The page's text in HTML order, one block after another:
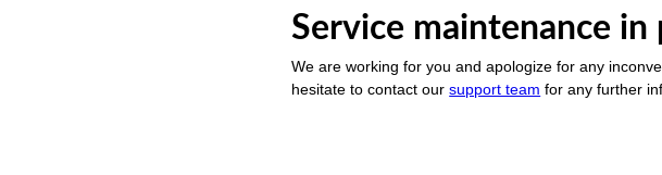
Service maintenance in
We are working for you and apologize for any
hesitate to contact oursupport team for any further